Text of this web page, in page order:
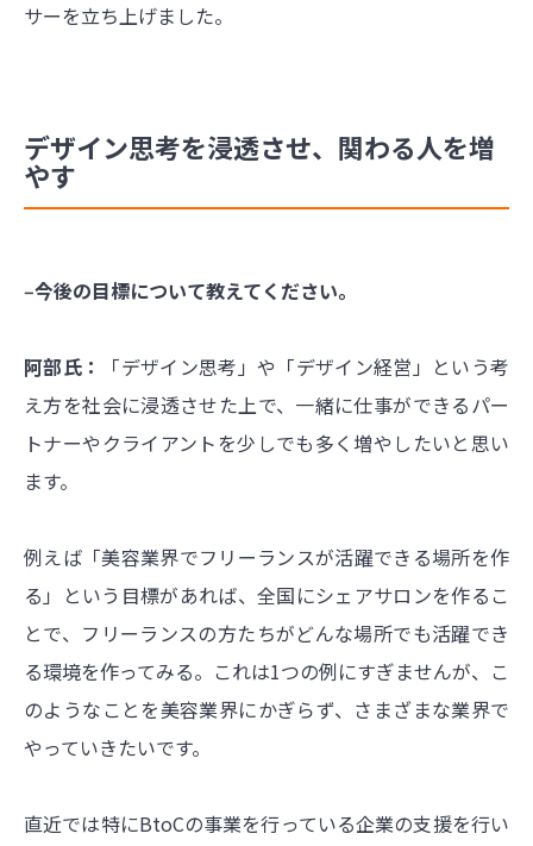
サーを立ち上げました。
デザイン思考を浸透させ、関わる人を増
やす
‒今後の目標について教えてください。
阿部氏：
「デザイン思考」や「デザイン経営」という考
え方を社会に浸透させた上で、一緒に仕事ができるパー
トナーやクライアントを少しでも多く増やしたいと思い
ます。
例えば「美容業界でフリーランスが活躍できる場所を作
る」という目標があれば、全国にシェアサロンを作るこ
とで、フリーランスの方たちがどんな場所でも活躍でき
る環境を作ってみる。これは1つの例にすぎませんが、こ
のようなことを美容業界にかぎらず、さまざまな業界で
やっていきたいです。
直近では特にBtoCの事業を行っている企業の支援を行い